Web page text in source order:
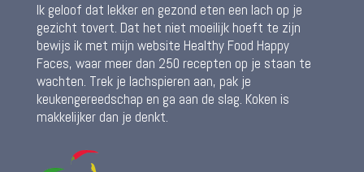
Ik geloof dat lekker en gezond eten een lach op je
gezicht tovert. Dat het niet moeilijk hoeft te zijn
bewijs ik met mijn website Healthy Food Happy
Faces, waar meer dan 250 recepten op je staan te
wachten. Trek je lachspieren aan, pak je
keukengereedschap en ga aan de slag. Koken is
makkelijker dan je denkt.